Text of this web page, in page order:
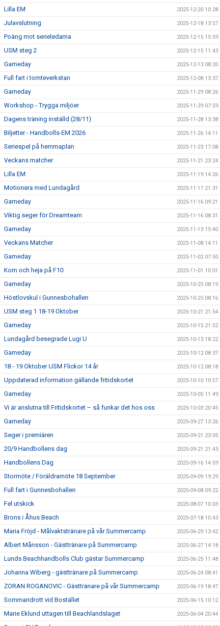
Lilla EM 2025-12-20 10:28
Julavslutning 2025-12-18 13:57
Poäng mot serieledarna 2025-12-15 15:59
USM steg 2 2025-12-15 11:43
Gameday 2025-12-13 08:20
Full fart i tomteverkstan 2025-12-08 13:37
Gameday 2025-11-29 08:26
Workshop - Trygga miljöer 2025-11-29 07:59
Dagens träning inställd (28/11) 2025-11-28 13:38
Biljetter - Handbolls-EM 2026 2025-11-26 14:11
Seriespel på hemmaplan 2025-11-23 17:08
Veckans matcher 2025-11-21 23:24
Lilla EM 2025-11-19 14:26
Motionera med Lundagård 2025-11-17 21:31
Gameday 2025-11-16 09:21
Viktig seger för Dreamteam 2025-11-16 08:31
Gameday 2025-11-13 15:40
Veckans Matcher 2025-11-08 14:11
Gameday 2025-11-02 07:50
Kom och heja på F10 2025-11-01 10:01
Gameday 2025-10-25 08:19
Höstlovskul i Gunnesbohallen 2025-10-25 08:16
USM steg 1 18-19 Oktober 2025-10-21 21:54
Gameday 2025-10-15 21:52
Lundagård besegrade Lugi U 2025-10-13 18:22
Gameday 2025-10-12 08:37
18 - 19 Oktober USM Flickor 14 år 2025-10-12 08:18
Uppdaterad information gällande fritidskortet 2025-10-10 10:57
Gameday 2025-10-05 11:49
Vi är anslutna till Fritidskortet – så funkar det hos oss 2025-10-03 20:45
Gameday 2025-09-27 13:26
Seger i premiären 2025-09-21 23:05
20/9 Handbollens dag 2025-09-21 21:43
Handbollens Dag 2025-09-16 14:59
Stormöte / Föräldramöte 18 September 2025-09-09 19:29
Full fart i Gunnesbohallen 2025-09-08 09:22
Fel utskick 2025-08-07 10:03
Brons i Åhus Beach 2025-07-18 10:43
Maria Fröjd - Målvaktstränare på vår Summercamp 2025-06-29 13:42
Albert Månsson - Gästtränare på Summercamp 2025-06-27 14:18
Lunds Beachhandbolls Club gästar Summercamp 2025-06-25 11:48
Johanna Wiberg - gästtränare på Summercamp 2025-06-24 08:41
ZORAN ROGANOVIC - Gästtränare på vår Summercamp 2025-06-19 18:47
Sommaridrott vid Bostället 2025-06-15 10:12
Marie Eklund uttagen till Beachlandslaget 2025-06-04 20:44